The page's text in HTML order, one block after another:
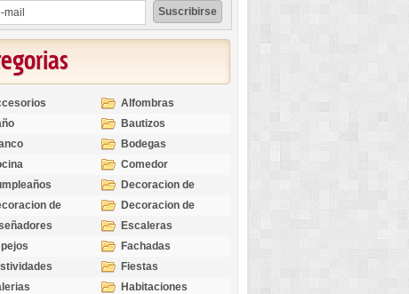
Alfombras
Bautizos
Bodegas
Comedor
Decoracion de
Exteriores
de
Decoracion de
Ocasiones
Escaleras
Fachadas
Fiestas
Habitaciones